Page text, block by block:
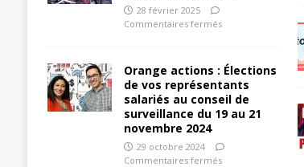
28 février 2025
Commentaires fermés
Orange actions : Élections
de vos représentants
salariés au conseil de
surveillance du 19 au 21
novembre 2024
29 octobre 2024
Commentaires fermés